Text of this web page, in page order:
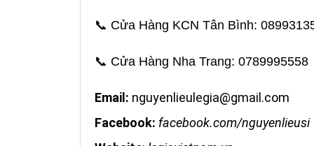
📞 Cửa Hàng KCN Tân Bình:
📞 Cửa Hàng Nha Trang: 0789995558
Email: nguyenlieulegia@gmail.com
Facebook: facebook.com/nguyenlieusi